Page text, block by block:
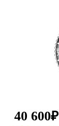
40 600₽